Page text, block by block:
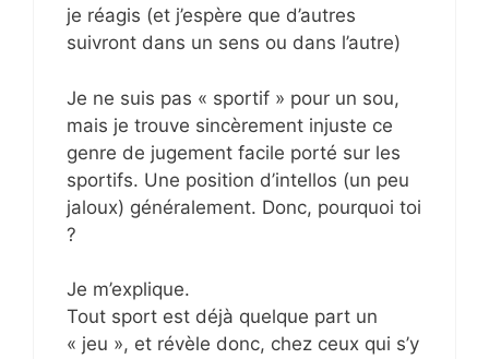
je réagis (et j’espère que d’autres
suivront dans un sens ou dans l’autre)
Je ne suis pas « sportif » pour un sou,
mais je trouve sincèrement injuste ce
genre de jugement facile porté sur les
sportifs. Une position d’intellos (un peu
jaloux) généralement. Donc, pourquoi toi
?
Je m’explique.
Tout sport est déjà quelque part un
« jeu », et révèle donc, chez ceux qui s’y